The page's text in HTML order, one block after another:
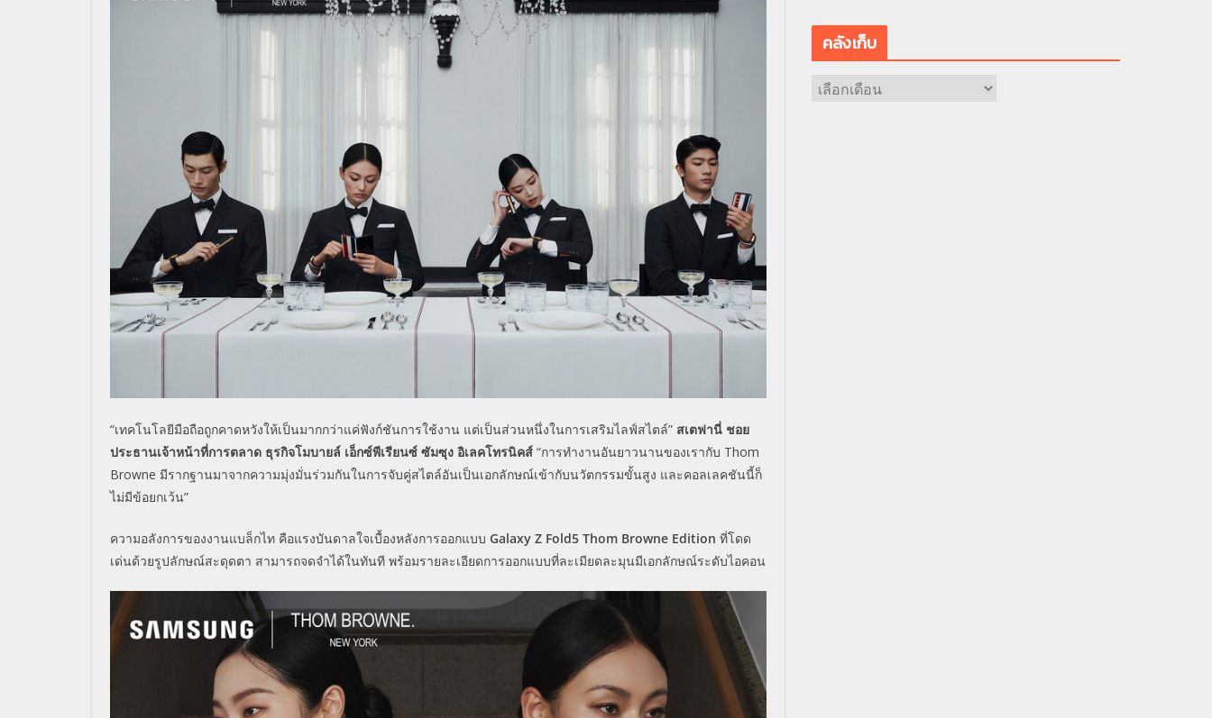
“เทคโนโลยีมือถือถูกคาดหวังให้เป็นมากกว่าแค่ฟังก์ชันการใช้งาน แต่เป็นส่วนหนึ่งในการเสริมไลฟ์สไตล์” สเตฟานี่ ชอย
ประธานเจ้าหน้าที่การตลาด ธุรกิจโมบายล์ เอ็กซ์พีเรียนซ์ ซัมซุง อิเลคโทรนิคส์ “การทำงานอันยาวนานของเรากับ Thom
Browne มีรากฐานมาจากความมุ่งมั่นร่วมกันในการจับคู่สไตล์อันเป็นเอกลักษณ์เข้ากับนวัตกรรมขั้นสูง และคอลเลคชันนี้ก็
ไม่มีข้อยกเว้น”
ความอลังการของงานแบล็กไท คือแรงบันดาลใจเบื้องหลังการออกแบบ Galaxy Z Fold5 Thom Browne Edition ที่โดด
เด่นด้วยรูปลักษณ์สะดุดตา สามารถจดจำได้ในทันที พร้อมรายละเอียดการออกแบบที่ละเมียดละมุนมีเอกลักษณ์ระดับไอคอน
คลังเก็บ